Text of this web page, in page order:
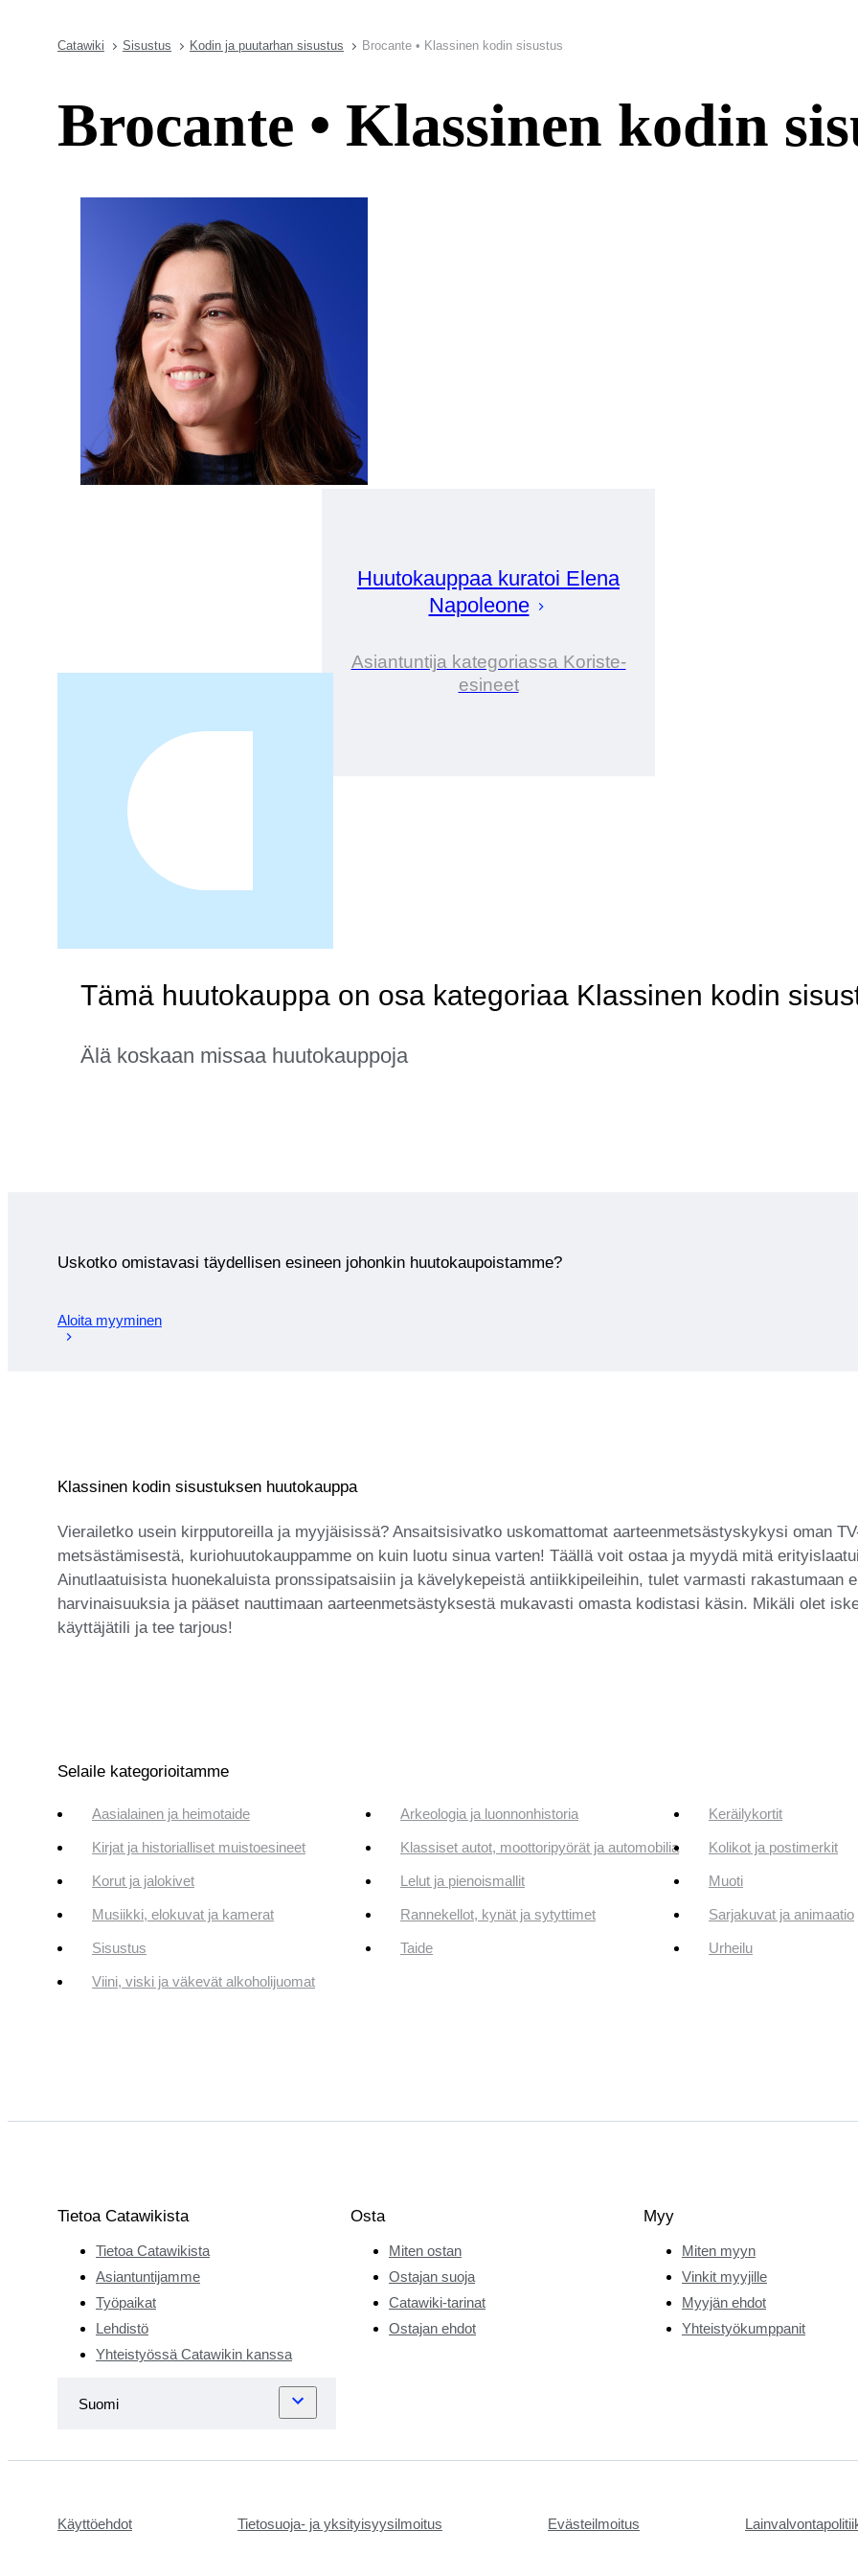
Catawiki Sisustus Kodin ja puutarhan sisustus Brocante • Klassinen kodin sisustus
Brocante • Klassinen kodin
Huutokauppaa kuratoi Elena
Napoleone
Asiantuntija kategoriassa Koriste-
esineet
Tämä huutokauppa on osa kategoriaa Klassinen kodin
Älä koskaan missaa huutokauppoja
Uskotko omistavasi täydellisen esineen johonkin huutokaupoistamme?
Aloita myyminen
Klassinen kodin sisustuksen huutokauppa
Vierailetko usein kirpputoreilla ja myyjäisissä? Ansaitsisivatko uskomattomat aarteenmetsästyskykysi oman
metsästämisestä, kuriohuutokauppamme on kuin luotu sinua varten! Täällä voit ostaa ja myydä mitä
Ainutlaatuisista huonekaluista pronssipatsaisiin ja kävelykepeistä antiikkipeileihin, tulet varmasti rakastumaan
harvinaisuuksia ja pääset nauttimaan aarteenmetsästyksestä mukavasti omasta kodistasi käsin. Mikäli olet
käyttäjätili ja tee tarjous!
Selaile kategorioitamme
Aasialainen ja heimotaide Arkeologia ja luonnonhistoria Keräilykortit
Kirjat ja historialliset muistoesineet Klassiset autot, moottoripyörät ja automobilia Kolikot ja postimerkit
Korut ja jalokivet Lelut ja pienoismallit Muoti
Musiikki, elokuvat ja kamerat Rannekellot, kynät ja sytyttimet Sarjakuvat ja animaatio
Sisustus Taide Urheilu
Viini, viski ja väkevät alkoholijuomat
Tietoa Catawikista
Tietoa Catawikista
Asiantuntijamme
Työpaikat
Lehdistö
Yhteistyössä Catawikin kanssa
Osta
Miten ostan
Ostajan suoja
Catawiki-tarinat
Ostajan ehdot
Myy
Miten myyn
Vinkit myyjille
Myyjän ehdot
Yhteistyökumppanit
Käyttöehdot Tietosuoja- ja yksityisyysilmoitus Evästeilmoitus